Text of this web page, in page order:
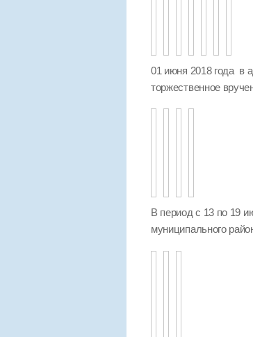
01 июня 2018 года в
торжественное
В период с 13 по 19
муниципального